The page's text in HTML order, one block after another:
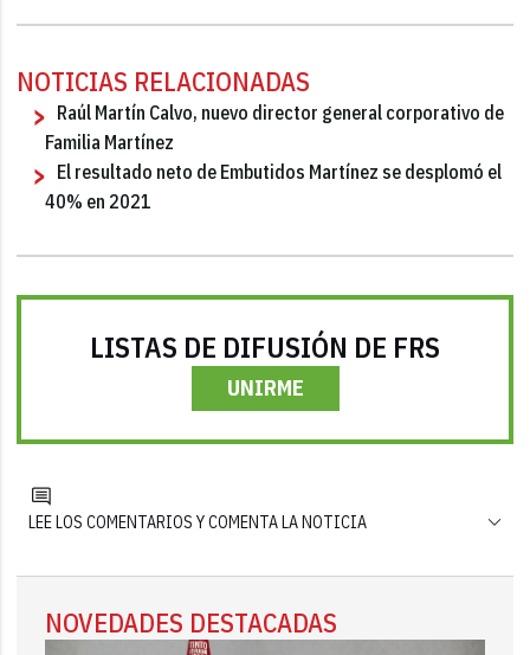
NOTICIAS RELACIONADAS
Raúl Martín Calvo, nuevo director general corporativo de
Familia Martínez
El resultado neto de Embutidos Martínez se desplomó el
40% en 2021
LISTAS DE DIFUSIÓN DE FRS
UNIRME
LEE LOS COMENTARIOS Y COMENTA LA NOTICIA
NOVEDADES DESTACADAS